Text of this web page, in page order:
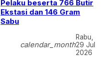
Pelaku beserta 766 Butir
Ekstasi dan 146 Gram
Sabu
calendar_month
Rabu,
29 Jul
2026